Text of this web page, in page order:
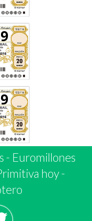
- Euromillones
hoy-